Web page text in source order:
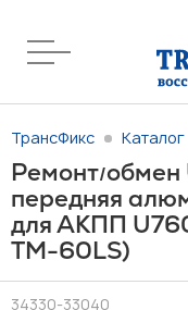
ТрансФикс Каталог
Ремонт/обмен
передняя
для АКПП
TM-60LS)
34330-33040